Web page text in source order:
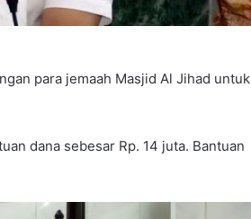
para jemaah Masjid Al Jihad untuk
dana sebesar Rp. 14 juta. Bantuan